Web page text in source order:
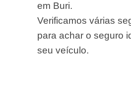
em Buri.
Verificamos várias
para achar o seguro
seu veículo.